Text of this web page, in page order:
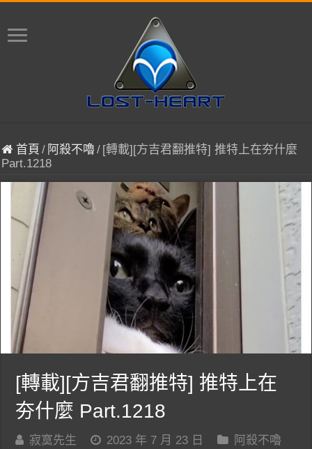
首頁 / 阿殺不嚕/ [轉載][方吉君翻推特] 推特上在夯什麼
Part.1218
[轉載][方吉君翻推特] 推特上在
夯什麼 Part.1218
寂寞先生 2023 年 7 月 23 日
阿殺不嚕